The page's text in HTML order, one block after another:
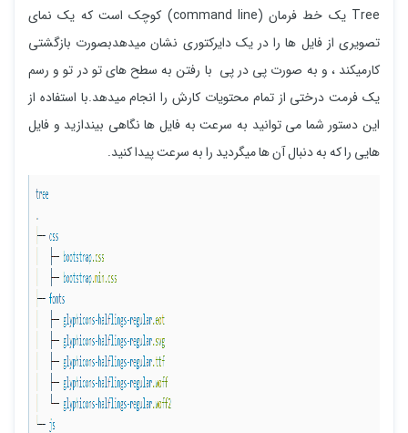
Tree یک خط فرمان (command line) کوچک است که یک نمای
تصویری از فایل ها را در یک دایرکتوری نشان میدهدبصورت بازگشتی
کارمیکند ، و به صورت پی در پی با رفتن به سطح های تو در تو و رسم
یک فرمت درختی از تمام محتویات کارش را انجام میدهد.با استفاده از
این دستور شما می توانید به سرعت به فایل ها نگاهی بیندازید و فایل
هایی را که به دنبال آن ها میگردید را به سرعت پیدا کنید.